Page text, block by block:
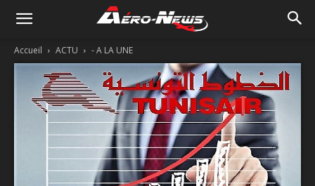
Accueil ACTU - A LA UNE